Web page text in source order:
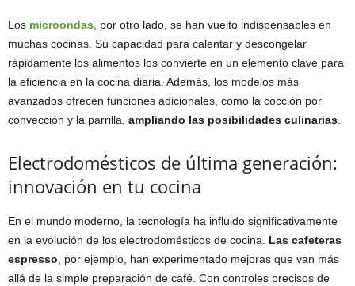
Los microondas , por otro lado, se han vuelto indispensables en
muchas cocinas. Su capacidad para calentar y descongelar
rápidamente los alimentos los convierte en un elemento clave para
la eficiencia en la cocina diaria. Además, los modelos más
avanzados ofrecen funciones adicionales, como la cocción por
convección y la parrilla, ampliando las posibilidades culinarias
Electrodomésticos de última generación:
innovación en tu cocina
En el mundo moderno, la tecnología ha influido significativamente
en la evolución de los electrodomésticos de cocina. Las cafeteras
espresso , por ejemplo, han experimentado mejoras que van más
allá de la simple preparación de café. Con controles precisos de